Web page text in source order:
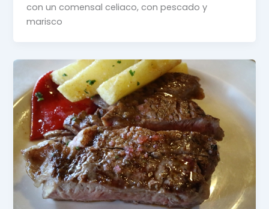
con un comensal celiaco, con pescado y
marisco